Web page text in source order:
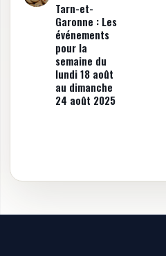
Tarn-et-
Garonne : Les
événements
pour la
semaine du
lundi 18 août
au dimanche
24 août 2025